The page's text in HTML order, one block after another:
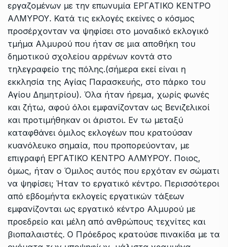
εργαζομένων με την επωνυμία ΕΡΓΑΤΙΚΟ ΚΕΝΤΡΟ
ΑΛΜΥΡΟΥ. Κατά τις εκλογές εκείνες ο κόσμος
προσέρχονταν να ψηφίσει στο μοναδικό εκλογικό
τμήμα Αλμυρού που ήταν σε μια αποθήκη του
δημοτικού σχολείου αρρένων κοντά στο
τηλεγραφείο της πόλης.(σήμερα εκεί είναι η
εκκλησία της Αγίας Παρασκευής, στο πάρκο του
Αγίου Δημητρίου). Όλα ήταν ήρεμα, χωρίς φωνές
και ζήτω, αφού όλοι εμφανίζονταν ως Βενιζελικοί
και προτιμήθηκαν οι άριστοι. Εν τω μεταξύ
καταφθάνει όμιλος εκλογέων που κρατούσαν
κυανόλευκο σημαία, που προπορεύονταν, με
επιγραφή ΕΡΓΑΤΙΚΟ ΚΕΝΤΡΟ ΑΛΜΥΡΟΥ. Ποιος,
όμως, ήταν ο Όμιλος αυτός που ερχόταν εν σώματι
να ψηφίσει; Ήταν το εργατικό κέντρο. Περισσότεροι
από εβδομήντα εκλογείς εργατικών τάξεων
εμφανίζονται ως εργατικό κέντρο Αλμυρού με
προεδρείο και μέλη από ανθρώπους τεχνίτες και
βιοπαλαιστές. Ο Πρόεδρος κρατούσε πινακίδα με τα